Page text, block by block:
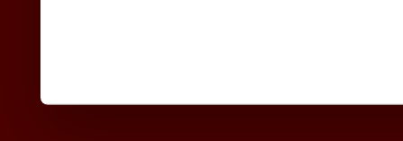
nostri cookie se